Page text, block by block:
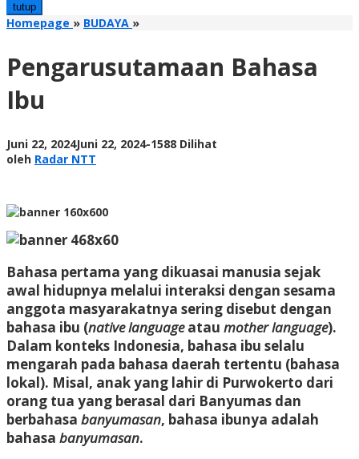
tutup
Homepage » BUDAYA »Pengarusutamaan
Pengarusutamaan Bahasa
Ibu
Juni 22, 2024Juni 22, 2024oleh
-1588 Dilihat
oleh Radar NTT
Bahasa pertama yang dikuasai manusia sejak
awal hidupnya melalui interaksi dengan sesama
anggota masyarakatnya sering disebut dengan
bahasa ibu (native languageatau mother language).
Dalam konteks Indonesia, bahasa ibu selalu
mengarah pada bahasa daerah tertentu (bahasa
lokal). Misal, anak yang lahir di Purwokerto dari
orang tua yang berasal dari Banyumas dan
berbahasa banyumasan, bahasa ibunya adalah
bahasa banyumasan.